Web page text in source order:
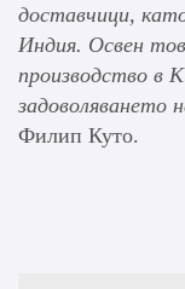
доставчици,
Индия. Освен
производство в
Филип Куто.